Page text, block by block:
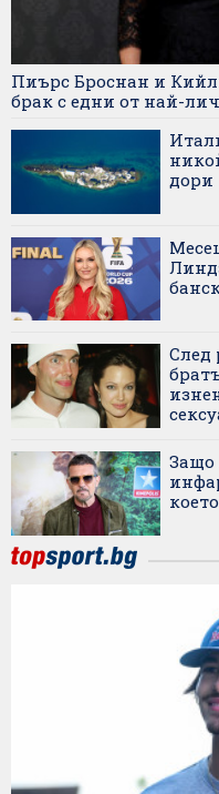
Пиърс Броснан и
брак с едни от най-
дори
След
Защо